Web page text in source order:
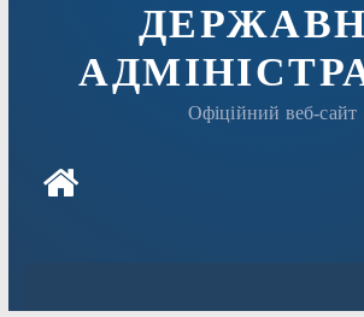
Офіційний веб-сайт